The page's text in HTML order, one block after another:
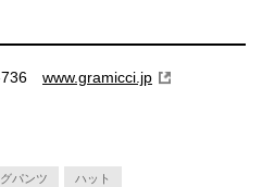
736 www.gramicci.jp
パンツ ハット